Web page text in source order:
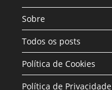
Sobre
Todos os posts
Política de Cookies
Política de Privacidade